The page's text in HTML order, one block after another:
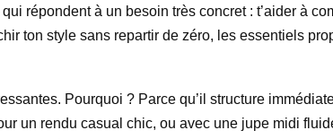
répondent à un besoin très concret : t’aider à
ton style sans repartir de zéro, les essentiels
Pourquoi ? Parce qu’il structure
un rendu casual chic, ou avec une jupe midi